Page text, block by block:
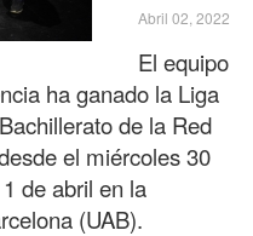
Abril 02, 2022
El equipo
ha ganado la Liga
de la Red
el miércoles 30
de abril en la
(UAB).